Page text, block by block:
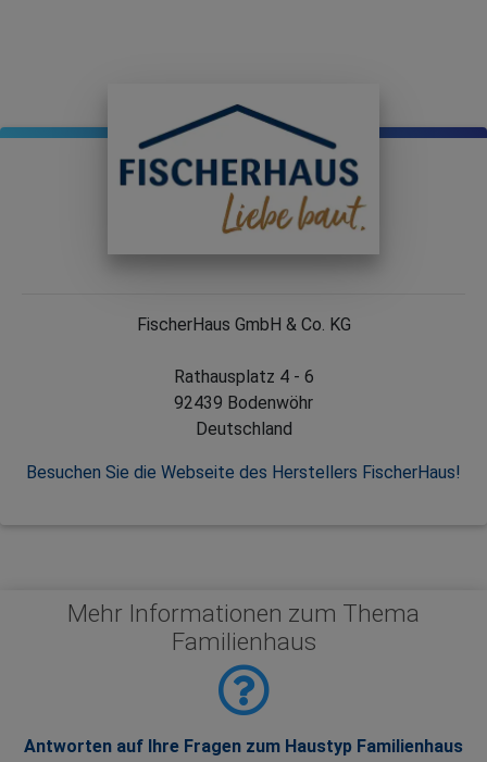
FischerHaus GmbH & Co. KG
Rathausplatz 4 - 6
92439 Bodenwöhr
Deutschland
Besuchen Sie die Webseite des Herstellers FischerHaus!
Mehr Informationen zum Thema
Familienhaus
Antworten auf Ihre Fragen zum Haustyp Familienhaus